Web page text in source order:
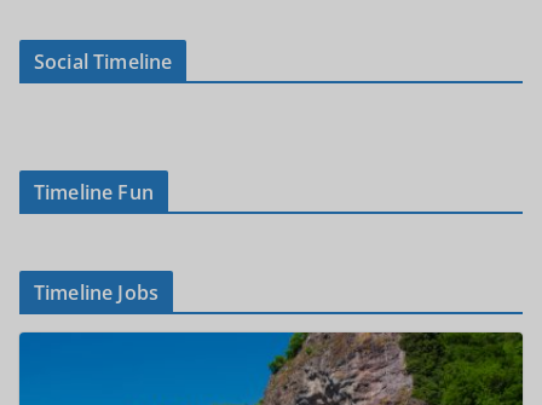
Social Timeline
Timeline Fun
Timeline Jobs